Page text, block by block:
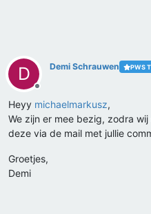
D
Offline
Demi Schrauwen PWS
Heyy michaelmarkusz,
We zijn er mee bezig, zodra
deze via de mail met jullie
Groetjes,
Demi